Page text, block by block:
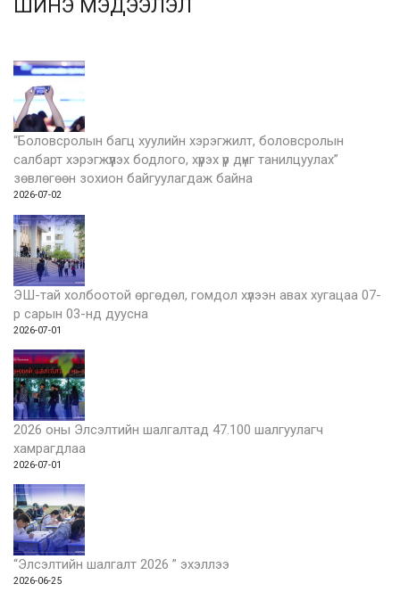
ШИНЭ МЭДЭЭЛЭЛ
“Боловсролын багц хуулийн хэрэгжилт, боловсролын
салбарт хэрэгжүүлэх бодлого, хүрэх үр дүнг танилцуулах”
зөвлөгөөн зохион байгуулагдаж байна
2026-07-02
ЭШ-тай холбоотой өргөдөл, гомдол хүлээн авах хугацаа 07-
р сарын 03-нд дуусна
2026-07-01
2026 оны Элсэлтийн шалгалтад 47.100 шалгуулагч
хамрагдлаа
2026-07-01
“Элсэлтийн шалгалт 2026 ” эхэллээ
2026-06-25